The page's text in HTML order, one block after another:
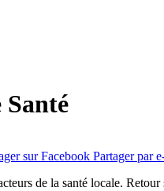
sur Facebook Partager par
de la santé locale.